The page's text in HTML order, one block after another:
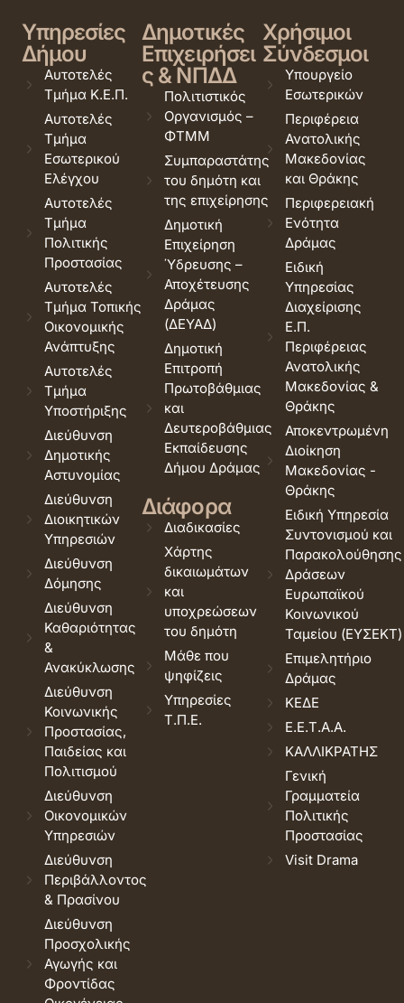
Υπηρεσίες
Δήμου
Αυτοτελές
Τμήμα Κ.Ε.Π.
Αυτοτελές
Τμήμα
Εσωτερικού
Ελέγχου
Αυτοτελές
Τμήμα
Πολιτικής
Προστασίας
Αυτοτελές
Τμήμα Τοπικής
Οικονομικής
Ανάπτυξης
Αυτοτελές
Τμήμα
Υποστήριξης
Διεύθυνση
Δημοτικής
Αστυνομίας
Διεύθυνση
Διοικητικών
Υπηρεσιών
Διεύθυνση
Δόμησης
Διεύθυνση
Καθαριότητας
&
Ανακύκλωσης
Διεύθυνση
Κοινωνικής
Προστασίας,
Παιδείας και
Πολιτισμού
Διεύθυνση
Οικονομικών
Υπηρεσιών
Διεύθυνση
Περιβάλλοντος
& Πρασίνου
Διεύθυνση
Προσχολικής
Αγωγής και
Φροντίδας
Δημοτικές
Επιχειρήσει
ς & ΝΠΔΔ
Πολιτιστικός
Οργανισμός –
ΦΤΜΜ
Συμπαραστάτης
του δημότη και
της επιχείρησης
Δημοτική
Επιχείρηση
Ύδρευσης –
Αποχέτευσης
Δράμας
(ΔΕΥΑΔ)
Δημοτική
Επιτροπή
Πρωτοβάθμιας
και
Δευτεροβάθμιας
Εκπαίδευσης
Δήμου Δράμας
Διάφορα
Διαδικασίες
Χάρτης
δικαιωμάτων
και
υποχρεώσεων
του δημότη
Μάθε που
ψηφίζεις
Υπηρεσίες
Τ.Π.Ε.
Χρήσιμοι
Σύνδεσμοι
Υπουργείο
Εσωτερικών
Περιφέρεια
Ανατολικής
Μακεδονίας
και Θράκης
Περιφερειακή
Ενότητα
Δράμας
Ειδική
Υπηρεσίας
Διαχείρισης
Ε.Π.
Περιφέρειας
Ανατολικής
Μακεδονίας &
Θράκης
Αποκεντρωμένη
Διοίκηση
Μακεδονίας -
Θράκης
Ειδική Υπηρεσία
Συντονισμού και
Παρακολούθησης
Δράσεων
Ευρωπαϊκού
Κοινωνικού
Ταμείου (ΕΥΣΕΚΤ)
Επιμελητήριο
Δράμας
ΚΕΔΕ
Ε.Ε.Τ.Α.Α.
ΚΑΛΛΙΚΡΑΤΗΣ
Γενική
Γραμματεία
Πολιτικής
Προστασίας
Visit Drama